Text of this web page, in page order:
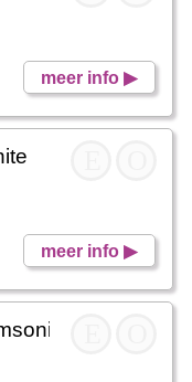
meer info ▶
meer info ▶